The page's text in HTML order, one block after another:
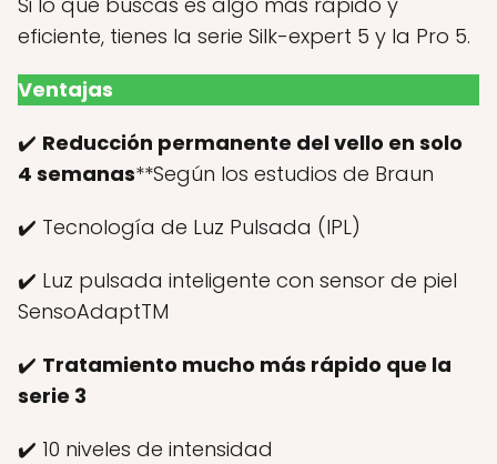
eficiente, tienes la serie Silk-expert 5 y la Pro 5.
Ventajas
✔️ Reducción permanente del vello en solo
4 semanas**Según los estudios de Braun
✔️ Tecnología de Luz Pulsada (IPL)
✔️ Luz pulsada inteligente con sensor de piel
SensoAdaptTM
✔️ Tratamiento mucho más rápido que la
serie 3
✔️ 10 niveles de intensidad